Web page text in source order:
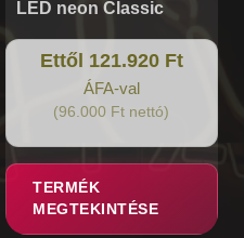
LED neon Classic
Ettől 121.920 Ft
ÁFA-val
(96.000 Ft nettó)
TERMÉK
MEGTEKINTÉSE